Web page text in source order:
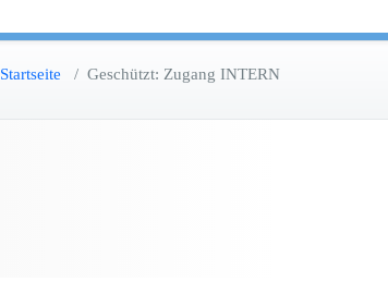
Startseite / Geschützt: Zugang INTERN